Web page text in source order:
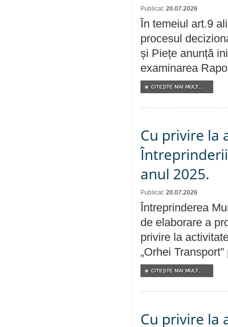
Publicat: 20.07.2026
În temeiul art.9
procesul
și Piețe anunță
examinarea
CITEŞTE MAI MULT...
Cu privire la
anul 2025.
Publicat: 20.07.2026
Întreprinderea
de elaborare a
privire la
„Orhei
CITEŞTE MAI MULT...
Cu privire la